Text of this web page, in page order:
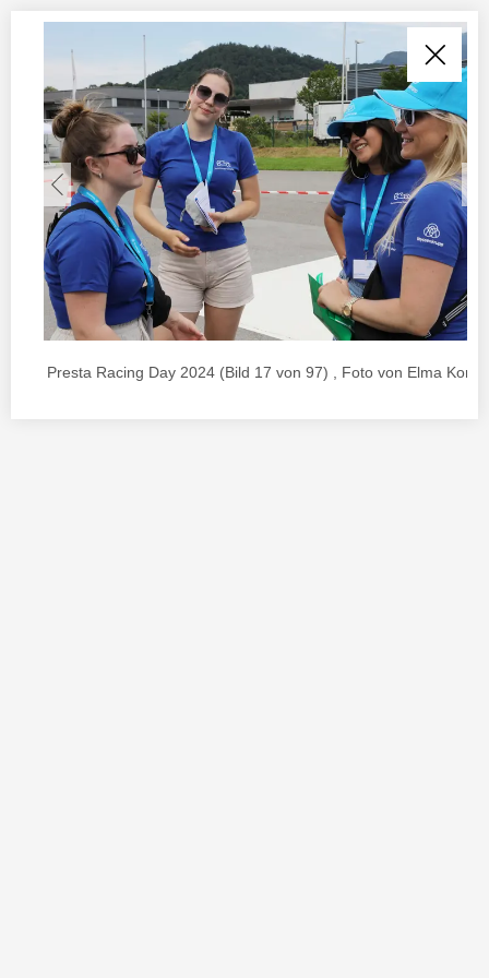
Presta Racing Day 2024 (Bild 17 von 97) , Foto von Elma Korac